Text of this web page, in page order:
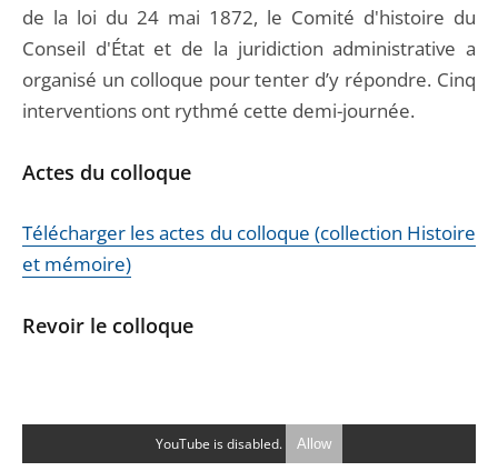
de la loi du 24 mai 1872, le Comité d'histoire du
Conseil d'État et de la juridiction administrative a
organisé un colloque pour tenter d’y répondre. Cinq
interventions ont rythmé cette demi-journée.
Actes du colloque
Télécharger les actes du colloque (collection Histoire
et mémoire)
Revoir le colloque
YouTube is disabled. Allow